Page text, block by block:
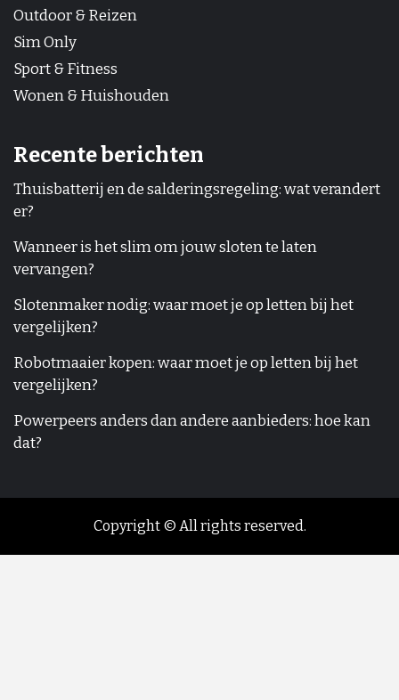
Outdoor & Reizen
Sim Only
Sport & Fitness
Wonen & Huishouden
Recente berichten
Thuisbatterij en de salderingsregeling: wat verandert
er?
Wanneer is het slim om jouw sloten te laten
vervangen?
Slotenmaker nodig: waar moet je op letten bij het
vergelijken?
Robotmaaier kopen: waar moet je op letten bij het
vergelijken?
Powerpeers anders dan andere aanbieders: hoe kan
dat?
Copyright © All rights reserved.